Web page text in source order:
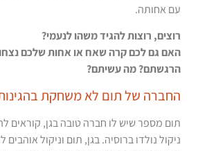
עם אחותה.
רוצים, רוצות להגיד משהו לנעמי?
האם גם לכם קרה שאח או אחות שלכם
הרגשתם? מה עשיתם?
החברה של תום לא משחקת
תום מספר שיש לו חברה טובה בגן, קוראים
ניקול נולדו ברוסיה. בגן, תום וניקול